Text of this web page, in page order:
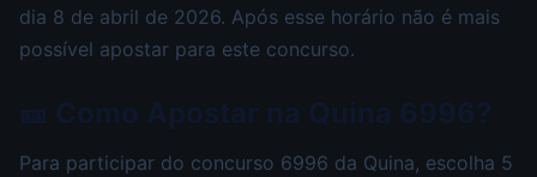
dia 8 de abril de 2026. Após esse horário não é mais
possível apostar para este concurso.
Para participar do concurso 6996 da Quina, escolha 5